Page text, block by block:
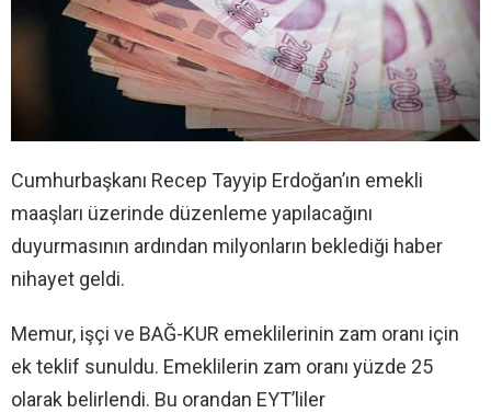
Cumhurbaşkanı Recep Tayyip Erdoğan’ın emekli
maaşları üzerinde düzenleme yapılacağını
duyurmasının ardından milyonların beklediği haber
nihayet geldi.
Memur, işçi ve BAĞ-KUR emeklilerinin zam oranı için
ek teklif sunuldu. Emeklilerin zam oranı yüzde 25
olarak belirlendi. Bu orandan EYT’liler